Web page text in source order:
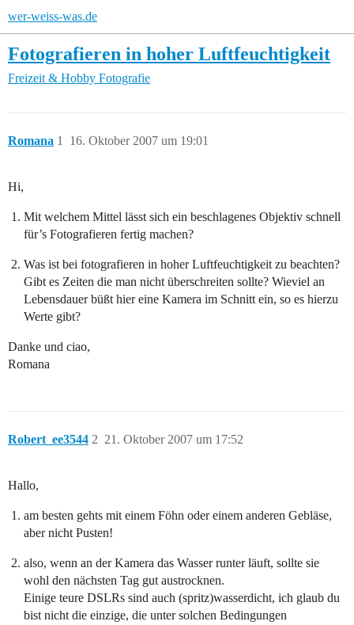
wer-weiss-was.de
Fotografieren in hoher Luftfeuchtigkeit
Freizeit & Hobby Fotografie
Romana 16. Oktober 2007 um 19:01
1
Hi,
Mit welchem Mittel lässt sich ein beschlagenes Objektiv schnell
für’s Fotografieren fertig machen?
Was ist bei fotografieren in hoher Luftfeuchtigkeit zu beachten?
Gibt es Zeiten die man nicht überschreiten sollte? Wieviel an
Lebensdauer büßt hier eine Kamera im Schnitt ein, so es hierzu
Werte gibt?
Danke und ciao,
Romana
Robert_ee3544 21. Oktober 2007 um 17:52
2
Hallo,
am besten gehts mit einem Föhn oder einem anderen Gebläse,
aber nicht Pusten!
also, wenn an der Kamera das Wasser runter läuft, sollte sie
wohl den nächsten Tag gut austrocknen.
Einige teure DSLRs sind auch (spritz)wasserdicht, ich glaub du
bist nicht die einzige, die unter solchen Bedingungen